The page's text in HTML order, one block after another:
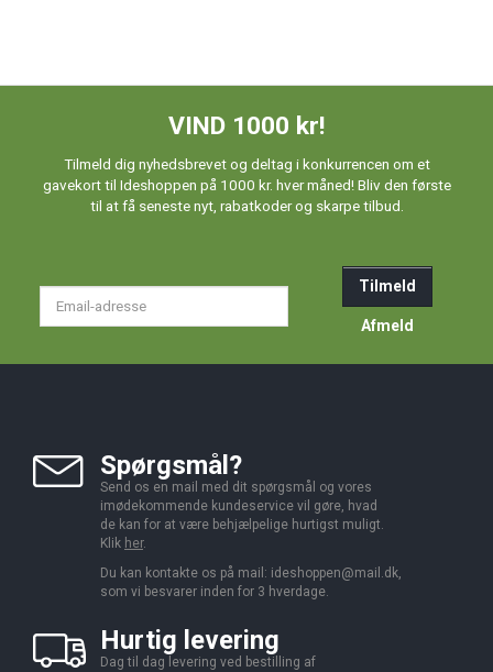
VIND 1000 kr!
Tilmeld dig nyhedsbrevet og deltag i konkurrencen om et
gavekort til Ideshoppen på 1000 kr. hver måned! Bliv den første
til at få seneste nyt, rabatkoder og skarpe tilbud.
Tilmeld
Afmeld
Spørgsmål?
Send os en mail med dit spørgsmål og vores
imødekommende kundeservice vil gøre, hvad
de kan for at være behjælpelige hurtigst muligt.
Klik her.
Du kan kontakte os på mail: ideshoppen@mail.dk,
som vi besvarer inden for 3 hverdage.
Hurtig levering
Dag til dag levering ved bestilling af